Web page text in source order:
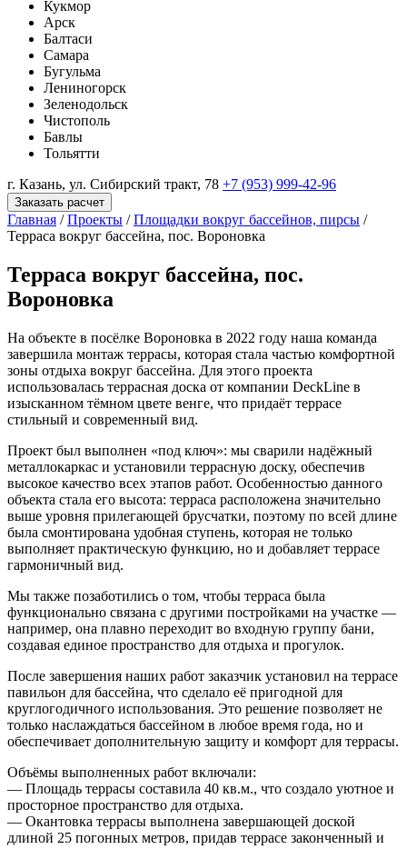
Кукмор
Арск
Балтаси
Самара
Бугульма
Лениногорск
Зеленодольск
Чистополь
Бавлы
Тольятти
г. Казань, ул. Сибирский тракт, 78 +7 (953) 999-42-96
Заказать расчет
Главная / Проекты / Площадки вокруг бассейнов, пирсы /
Терраса вокруг бассейна, пос. Вороновка
Терраса вокруг бассейна, пос.
Вороновка
На объекте в посёлке Вороновка в 2022 году наша команда
завершила монтаж террасы, которая стала частью комфортной
зоны отдыха вокруг бассейна. Для этого проекта
использовалась террасная доска от компании DeckLine в
изысканном тёмном цвете венге, что придаёт террасе
стильный и современный вид.
Проект был выполнен «под ключ»: мы сварили надёжный
металлокаркас и установили террасную доску, обеспечив
высокое качество всех этапов работ. Особенностью данного
объекта стала его высота: терраса расположена значительно
выше уровня прилегающей брусчатки, поэтому по всей длине
была смонтирована удобная ступень, которая не только
выполняет практическую функцию, но и добавляет террасе
гармоничный вид.
Мы также позаботились о том, чтобы терраса была
функционально связана с другими постройками на участке —
например, она плавно переходит во входную группу бани,
создавая единое пространство для отдыха и прогулок.
После завершения наших работ заказчик установил на террасе
павильон для бассейна, что сделало её пригодной для
круглогодичного использования. Это решение позволяет не
только наслаждаться бассейном в любое время года, но и
обеспечивает дополнительную защиту и комфорт для террасы.
Объёмы выполненных работ включали:
— Площадь террасы составила 40 кв.м., что создало уютное и
просторное пространство для отдыха.
— Окантовка террасы выполнена завершающей доской
длиной 25 погонных метров, придав террасе законченный и